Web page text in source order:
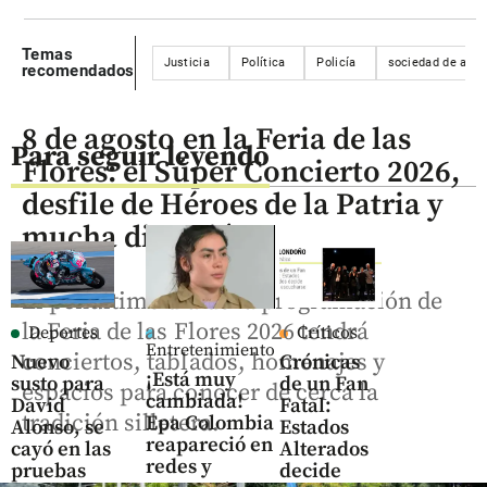
Temas
recomendados
Justicia Política Policía sociedad de
Para seguir leyendo
Deportes
Nuevo
susto para
David
Alonso, se
cayó en las
pruebas
Entretenimiento
¡Está muy
cambiada!
Epa Colombia
reapareció en
redes y
Críticos
Crónicas
de un Fan
Fatal:
Estados
Alterados
decide
8 de agosto en la Feria de las
Flores: el Súper Concierto 2026,
desfile de Héroes de la Patria y
mucha diversión
El penúltimo día de la programación de
la Feria de las Flores 2026 tendrá
conciertos, tablados, homenajes y
espacios para conocer de cerca la
tradición silletera.